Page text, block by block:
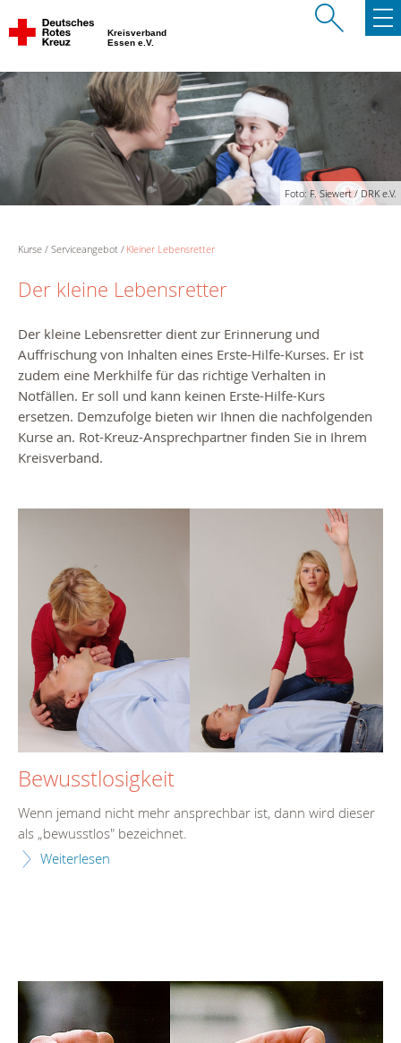
Kreisverband
Essen e.V.
Foto: F. Siewert / DRK e.V.
Kurse Serviceangebot Kleiner Lebensretter
Der kleine Lebensretter
Der kleine Lebensretter dient zur Erinnerung und
Auffrischung von Inhalten eines Erste-Hilfe-Kurses. Er ist
zudem eine Merkhilfe für das richtige Verhalten in
Notfällen. Er soll und kann keinen Erste-Hilfe-Kurs
ersetzen. Demzufolge bieten wir Ihnen die nachfolgenden
Kurse an. Rot-Kreuz-Ansprechpartner finden Sie in Ihrem
Kreisverband.
Bewusstlosigkeit
Wenn jemand nicht mehr ansprechbar ist, dann wird dieser
als „bewusstlos" bezeichnet.
Weiterlesen